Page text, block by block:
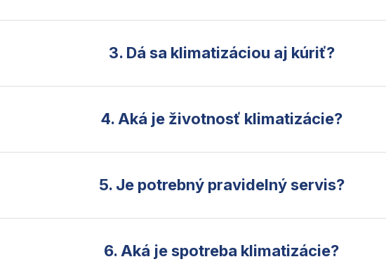
3. Dá sa klimatizáciou aj kúriť?
4. Aká je životnosť klimatizácie?
5. Je potrebný pravidelný servis?
6. Aká je spotreba klimatizácie?